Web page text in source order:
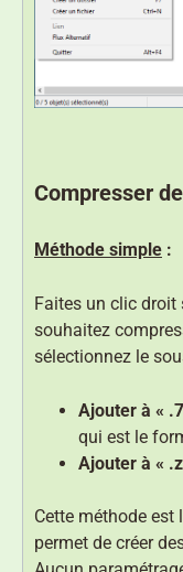
Compresser
Méthode simple :
Faites un clic droit
souhaitez
sélectionnez le
Ajouter à «
qui est le
Ajouter à «
Cette méthode
permet de créer